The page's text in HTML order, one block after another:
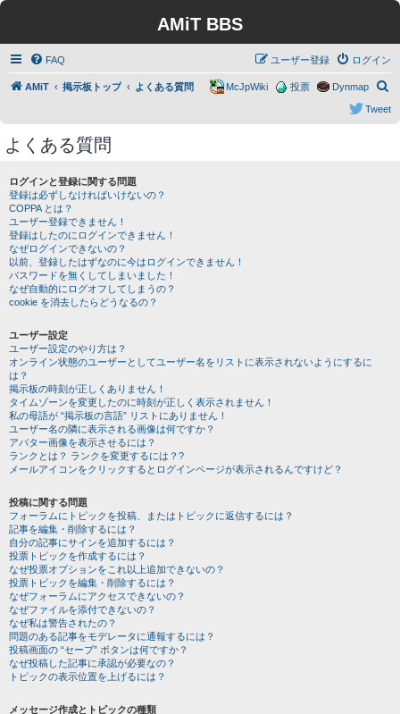
AMiT BBS
FAQ ログイン
ユーザー登録
AMiT 掲示板トップ よくある質問
索
Dynmap
投票
McJpWiki
Tweet
よくある質問
ログインと登録に関する問題
登録は必ずしなければいけないの？
COPPA とは？
ユーザー登録できません！
登録はしたのにログインできません！
なぜログインできないの？
以前、登録したはずなのに今はログインできません！
パスワードを無くしてしまいました！
なぜ自動的にログオフしてしまうの？
cookie を消去したらどうなるの？
ユーザー設定
ユーザー設定のやり方は？
オンライン状態のユーザーとしてユーザー名をリストに表示されないようにするに
は？
掲示板の時刻が正しくありません！
タイムゾーンを変更したのに時刻が正しく表示されません！
私の母語が “掲示板の言語” リストにありません！
ユーザー名の隣に表示される画像は何ですか？
アバター画像を表示させるには？
ランクとは？ ランクを変更するには？?
メールアイコンをクリックするとログインページが表示されるんですけど？
投稿に関する問題
フォーラムにトピックを投稿、またはトピックに返信するには？
記事を編集・削除するには？
自分の記事にサインを追加するには？
投票トピックを作成するには？
なぜ投票オプションをこれ以上追加できないの？
投票トピックを編集・削除するには？
なぜフォーラムにアクセスできないの？
なぜファイルを添付できないの？
なぜ私は警告されたの？
問題のある記事をモデレータに通報するには？
投稿画面の “セーブ” ボタンは何ですか？
なぜ投稿した記事に承認が必要なの？
トピックの表示位置を上げるには？
メッセージ作成とトピックの種類